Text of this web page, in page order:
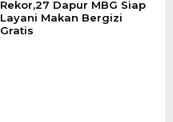
Rekor,27 Dapur MBG Siap
Layani Makan Bergizi
Gratis